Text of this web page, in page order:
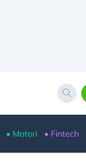
• Motori • Fintech